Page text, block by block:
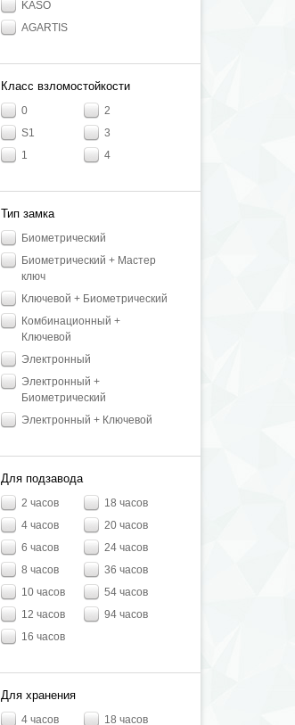
KASO
AGARTIS
Класс взломостойкости
0
S1
1
2
3
4
Тип замка
Биометрический
Биометрический + Мастер
ключ
Ключевой + Биометрический
Комбинационный +
Ключевой
Электронный
Электронный +
Биометрический
Электронный + Ключевой
Для подзавода
2 часов
4 часов
6 часов
8 часов
10 часов
12 часов
16 часов
18 часов
20 часов
24 часов
36 часов
54 часов
94 часов
Для хранения
4 часов
18 часов